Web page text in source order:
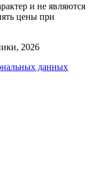
и не являются
цены при
2026
данных